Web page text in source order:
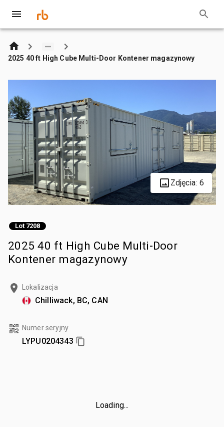
2025 40 ft High Cube Multi-Door Kontener magazynowy
Zdjęcia: 6
Lot 7208
2025 40 ft High Cube Multi-Door
Kontener magazynowy
Lokalizacja
Chilliwack, BC, CAN
Numer seryjny
LYPU0204343
Loading...